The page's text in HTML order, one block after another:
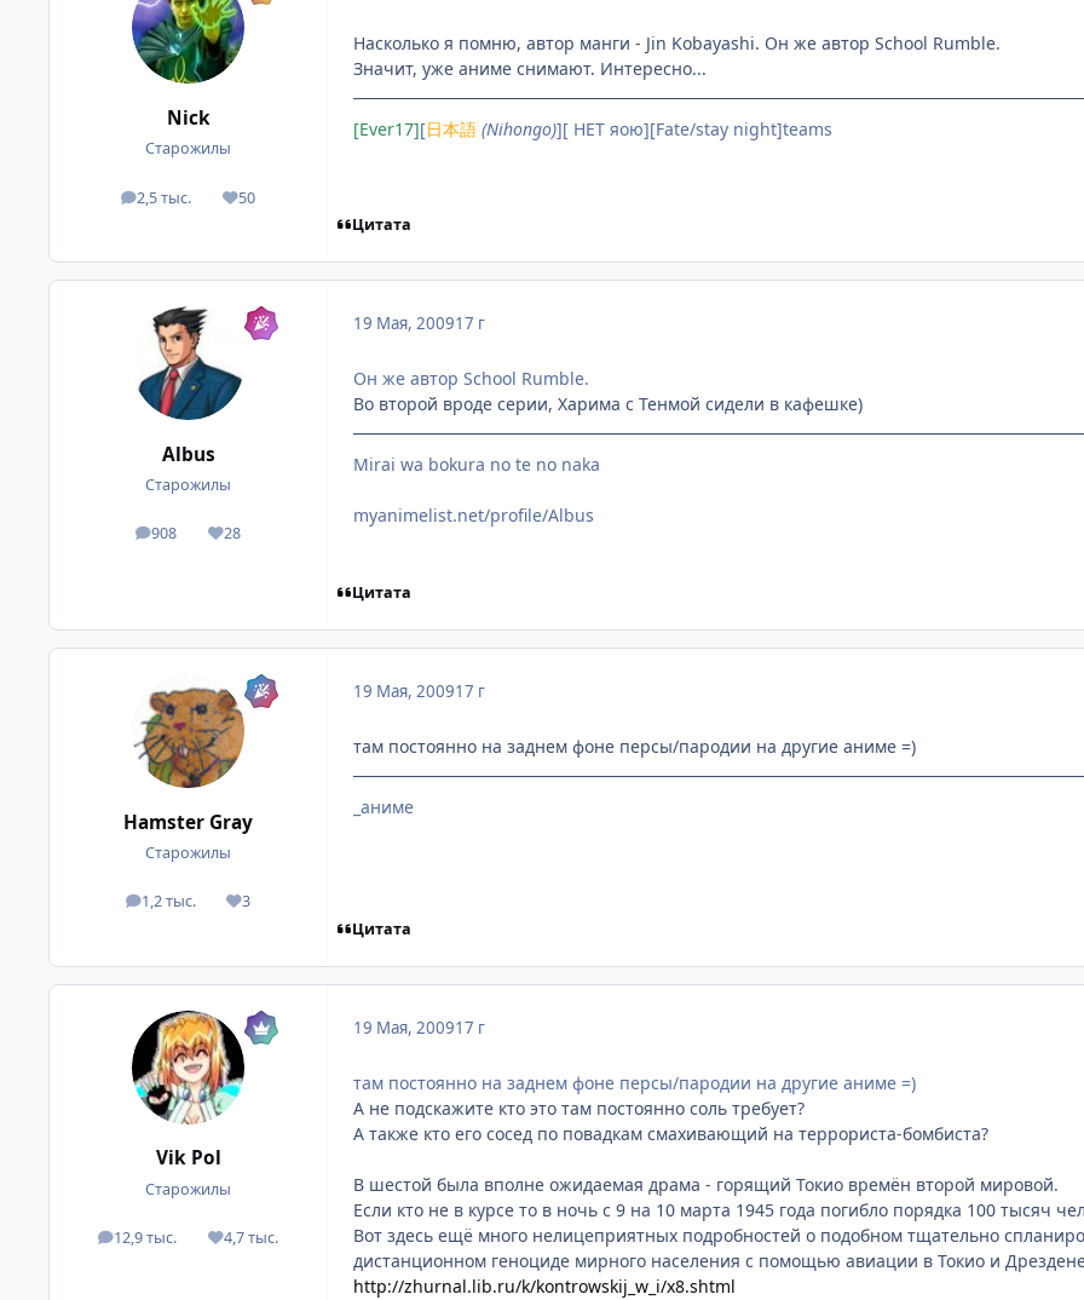
Nick
Старожилы
2,5 тыс.
посты 50
Репутация
Насколько я помню, автор манги - Jin Kobayashi. Он же автор School Rumble.
Значит, уже аниме снимают. Интересно...
[Ever17][日本語 (Nihongo)][ НЕТ яою][Fate/stay night]teams
Цитата
Albus
Старожилы
908
посты 28
Репутация
19 Мая, 200917 г
Он же автор School Rumble.
Во второй вроде серии, Харима с Тенмой сидели в кафешке)
Mirai wa bokura no te no naka
myanimelist.net/profile/Albus
Цитата
Hamster Gray
Старожилы
1,2 тыс.
посты 3
Репутация
19 Мая, 200917 г
там постоянно на заднем фоне персы/пародии на другие аниме =)
_аниме
Цитата
Vik Pol
Старожилы
12,9 тыс.
посты 4,7 тыс.
Репутация
19 Мая, 200917 г
там постоянно на заднем фоне персы/пародии на другие аниме =)
А не подскажите кто это там постоянно соль требует?
А также кто его сосед по повадкам смахивающий на террориста-бомбиста?
В шестой была вполне ожидаемая драма - горящий Токио времён второй мировой.
Если кто не в курсе то в ночь с 9 на 10 марта 1945 года погибло порядка 100 тысяч
Вот здесь ещё много нелицеприятных подробностей о подобном тщательно
дистанционном геноциде мирного населения с помощью авиации в Токио и
http://zhurnal.lib.ru/k/kontrowskij_w_i/x8.shtml